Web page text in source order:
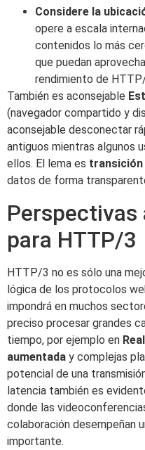
Considere la
opere a escala
contenidos lo más
que puedan
rendimiento de
También es aconsejable
(navegador compartido y
aconsejable desconectar
antiguos mientras algunos
ellos. El lema es transición
datos de forma
Perspectivas
para HTTP/3
HTTP/3 no es sólo una
lógica de los protocolos
impondrá en muchos
preciso procesar grandes
tiempo, por ejemplo en
aumentada y complejas
potencial de una
latencia también es
donde las
colaboración desempeñan
importante.